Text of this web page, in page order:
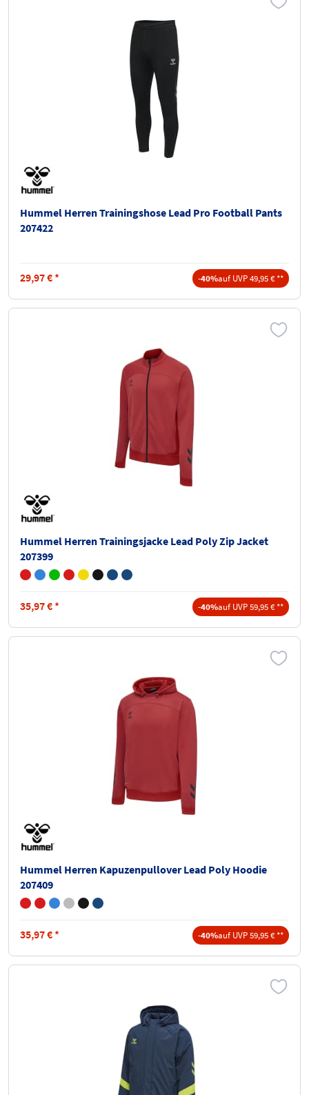
Hummel Herren Trainingshose Lead Pro Football Pants
207422
29,97€ * -40%auf UVP 49,95 € **
Hummel Herren Trainingsjacke Lead Poly Zip Jacket
207399
35,97€ * -40%auf UVP 59,95 € **
Hummel Herren Kapuzenpullover Lead Poly Hoodie
207409
35,97€ * -40%auf UVP 59,95 € **